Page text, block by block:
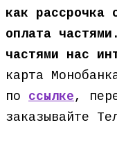
как рассрочка
оплата
частями нас
карта
по ссылке,
заказывайте